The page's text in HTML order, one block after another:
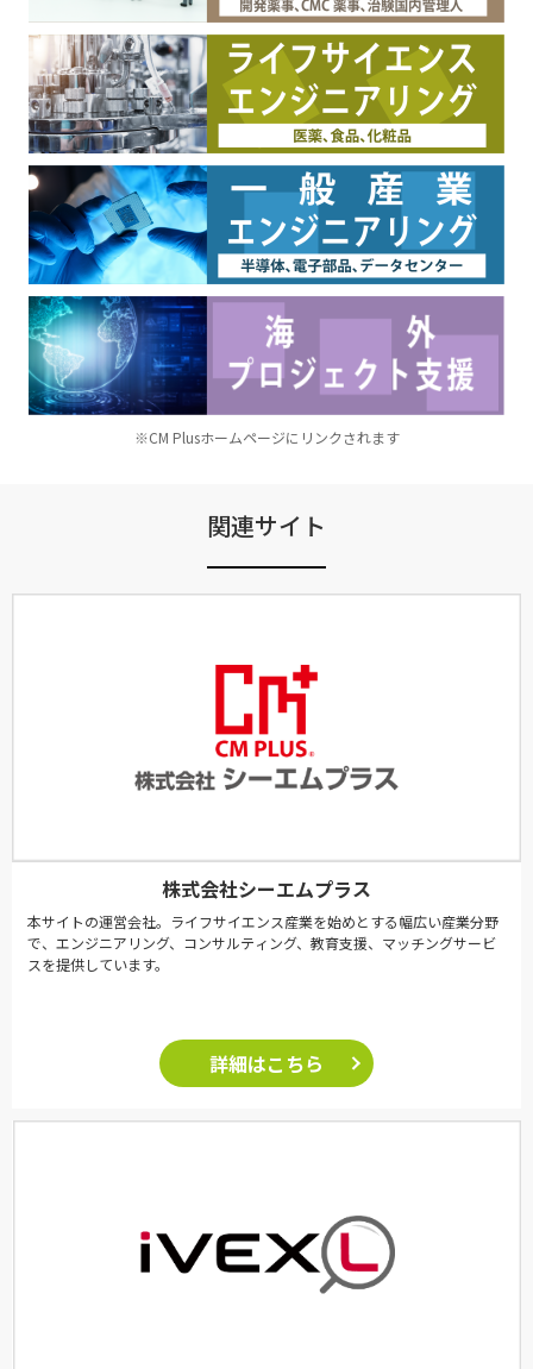
※CM Plusホームページにリンクされます
関連サイト
株式会社シーエムプラス
本サイトの運営会社。ライフサイエンス産業を始めとする幅広い産業分野
で、エンジニアリング、コンサルティング、教育支援、マッチングサービ
スを提供しています。
詳細はこちら